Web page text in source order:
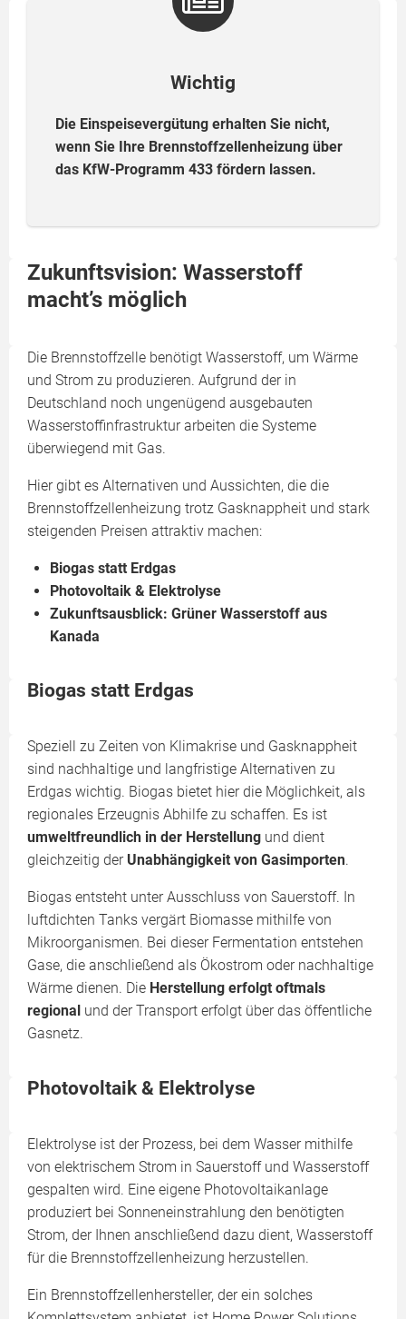
Wichtig
Die Einspeisevergütung erhalten Sie nicht,
wenn Sie Ihre Brennstoffzellenheizung über
das KfW-Programm 433 fördern lassen.
Zukunftsvision: Wasserstoff
macht’s möglich
Die Brennstoffzelle benötigt Wasserstoff, um Wärme
und Strom zu produzieren. Aufgrund der in
Deutschland noch ungenügend ausgebauten
Wasserstoffinfrastruktur arbeiten die Systeme
überwiegend mit Gas.
Hier gibt es Alternativen und Aussichten, die die
Brennstoffzellenheizung trotz Gasknappheit und stark
steigenden Preisen attraktiv machen:
Biogas statt Erdgas
Photovoltaik & Elektrolyse
Zukunftsausblick: Grüner Wasserstoff aus
Kanada
Biogas statt Erdgas
Speziell zu Zeiten von Klimakrise und Gasknappheit
sind nachhaltige und langfristige Alternativen zu
Erdgas wichtig. Biogas bietet hier die Möglichkeit, als
regionales Erzeugnis Abhilfe zu schaffen. Es ist
umweltfreundlich in der Herstellung und dient
gleichzeitig der Unabhängigkeit von Gasimporten.
Biogas entsteht unter Ausschluss von Sauerstoff. In
luftdichten Tanks vergärt Biomasse mithilfe von
Mikroorganismen. Bei dieser Fermentation entstehen
Gase, die anschließend als Ökostrom oder nachhaltige
Wärme dienen. Die Herstellung erfolgt oftmals
regional und der Transport erfolgt über das öffentliche
Gasnetz.
Photovoltaik & Elektrolyse
Elektrolyse ist der Prozess, bei dem Wasser mithilfe
von elektrischem Strom in Sauerstoff und Wasserstoff
gespalten wird. Eine eigene Photovoltaikanlage
produziert bei Sonneneinstrahlung den benötigten
Strom, der Ihnen anschließend dazu dient, Wasserstoff
für die Brennstoffzellenheizung herzustellen.
Ein Brennstoffzellenhersteller, der ein solches